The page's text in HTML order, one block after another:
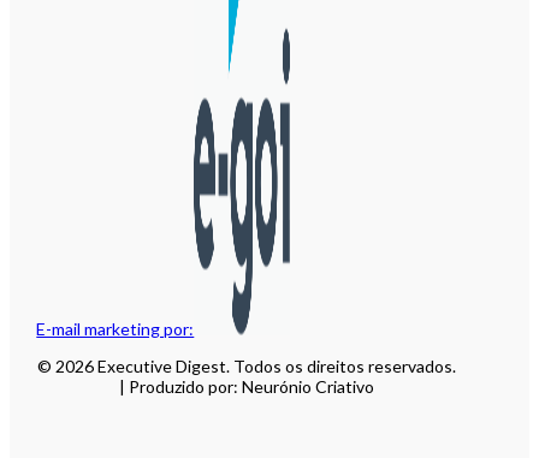
E-mail marketing por:
© 2026 Executive Digest. Todos os direitos reservados.
| Produzido por: Neurónio Criativo